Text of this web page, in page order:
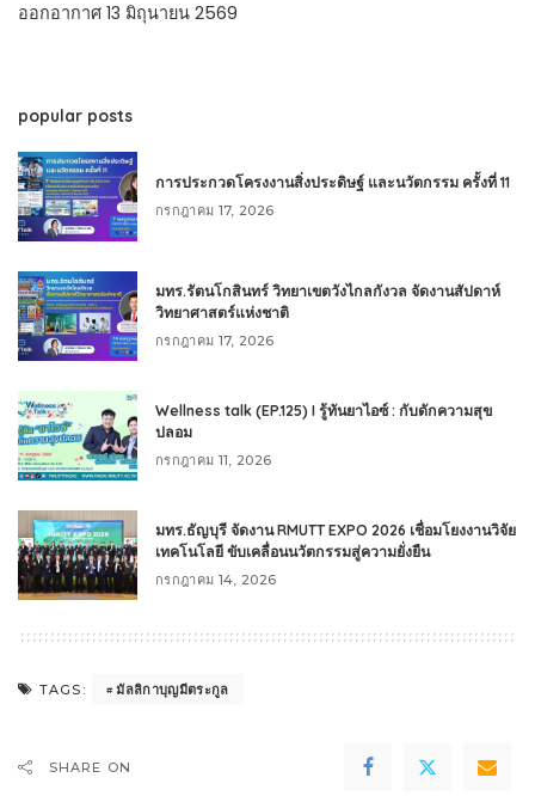
ออกอากาศ 13 มิถุนายน 2569
popular posts
การประกวดโครงงานสิ่งประดิษฐ์ และนวัตกรรม ครั้งที่ 11
กรกฎาคม 17, 2026
มทร.รัตนโกสินทร์ วิทยาเขตวังไกลกังวล จัดงานสัปดาห์
วิทยาศาสตร์แห่งชาติ
กรกฎาคม 17, 2026
Wellness talk (EP.125) I รู้ทันยาไอซ์ : กับดักความสุข
ปลอม
กรกฎาคม 11, 2026
มทร.ธัญบุรี จัดงาน RMUTT EXPO 2026 เชื่อมโยงงานวิจัย
เทคโนโลยี ขับเคลื่อนนวัตกรรมสู่ความยั่งยืน
กรกฎาคม 14, 2026
TAGS: มัลลิกาบุญมีตระกูล
SHARE ON